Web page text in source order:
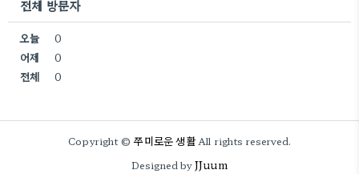
전체 방문자
오늘
0
어제
0
전체
0
Copyright ©쭈미로운 생활All rights reserved.
Designed byJJuum